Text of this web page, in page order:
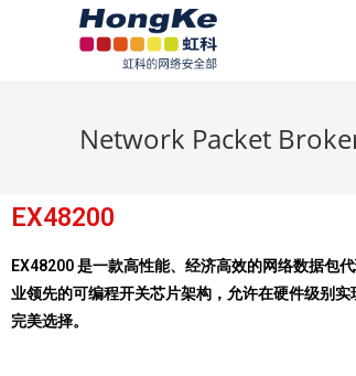
Network Packet
EX48200
EX48200 是一款高性能、经济高效的网络数据包
业领先的可编程开关芯片架构，允许在硬件级别
完美选择。